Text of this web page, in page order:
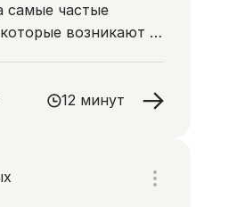
самые частые
возникают у
12 минут